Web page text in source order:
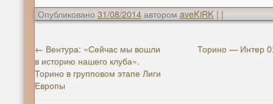
Опубликовано 31/08/2014 автором aveKiRK | |
← Вентура: «Сейчас мы вошли
в историю нашего клуба».
Торино в групповом этапе Лиги
Европы
Торино — Интер